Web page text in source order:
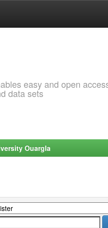
easy and open
data sets
Ouargla